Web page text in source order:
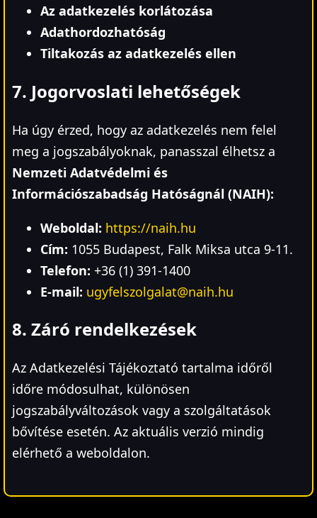
Az adatkezelés korlátozása
Adathordozhatóság
Tiltakozás az adatkezelés ellen
7. Jogorvoslati lehetőségek
Ha úgy érzed, hogy az adatkezelés nem felel
meg a jogszabályoknak, panasszal élhetsz a
Nemzeti Adatvédelmi és
Információszabadság Hatóságnál (NAIH):
Weboldal: https://naih.hu
Cím: 1055 Budapest, Falk Miksa utca 9-11.
Telefon: +36 (1) 391-1400
E-mail: ugyfelszolgalat@naih.hu
8. Záró rendelkezések
Az Adatkezelési Tájékoztató tartalma időről
időre módosulhat, különösen
jogszabályváltozások vagy a szolgáltatások
bővítése esetén. Az aktuális verzió mindig
elérhető a weboldalon.